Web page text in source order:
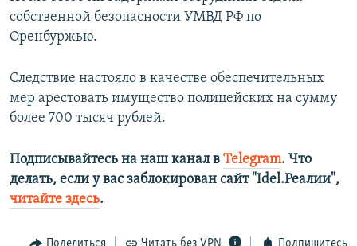
собственной безопасности УМВД РФ по
Оренбуржью.
Следствие настояло в качестве обеспечительных
мер арестовать имущество полицейских на сумму
более 700 тысяч рублей.
Подписывайтесь на наш канал в Telegram. Что
делать, если у вас заблокирован сайт "Idel.Реалии",
читайте здесь.